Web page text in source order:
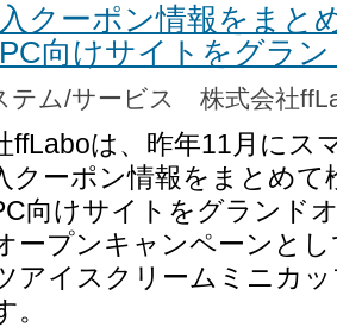
クーポン情報をまと
向けサイトをグラ
テム/サービス 株式会社
ffLaboは、昨年11月にス
クーポン情報をまとめ
向けサイトをグランド
ープンキャンペーンと
アイスクリームミニカ
。